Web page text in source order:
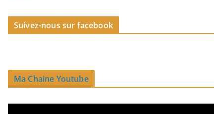
Suivez-nous sur facebook
Ma Chaine Youtube